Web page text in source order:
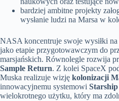
bardziej ambitne projekty
wysłanie ludzi na Marsa w
NASA koncentruje swoje wysiłki na
jako etapie przygotowawczym do
marsjańskich. Równolegle rozwija
Sample Return. Z kolei SpaceX
Muska realizuje wizję kolonizacji
innowacyjnemu systemowi Starship
wielokrotnego użytku, który ma